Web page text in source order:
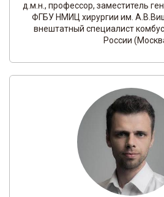
д.м.н., профессор, заместитель
ФГБУ НМИЦ хирургии им.
внештатный специалист
России